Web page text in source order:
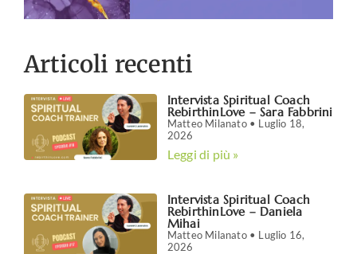
Articoli recenti
Intervista Spiritual Coach
RebirthinLove – Sara Fabbrini
Matteo Milanato
Luglio 18,
2026
Leggi di più »
Intervista Spiritual Coach
RebirthinLove – Daniela
Mihai
Matteo Milanato
Luglio 16,
2026